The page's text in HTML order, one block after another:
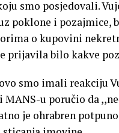
smo posjedovali.
poklone i pozajmice,
o kupovini
prijavila bilo kakve
smo imali reakciju
u poručio da
je ohrabren